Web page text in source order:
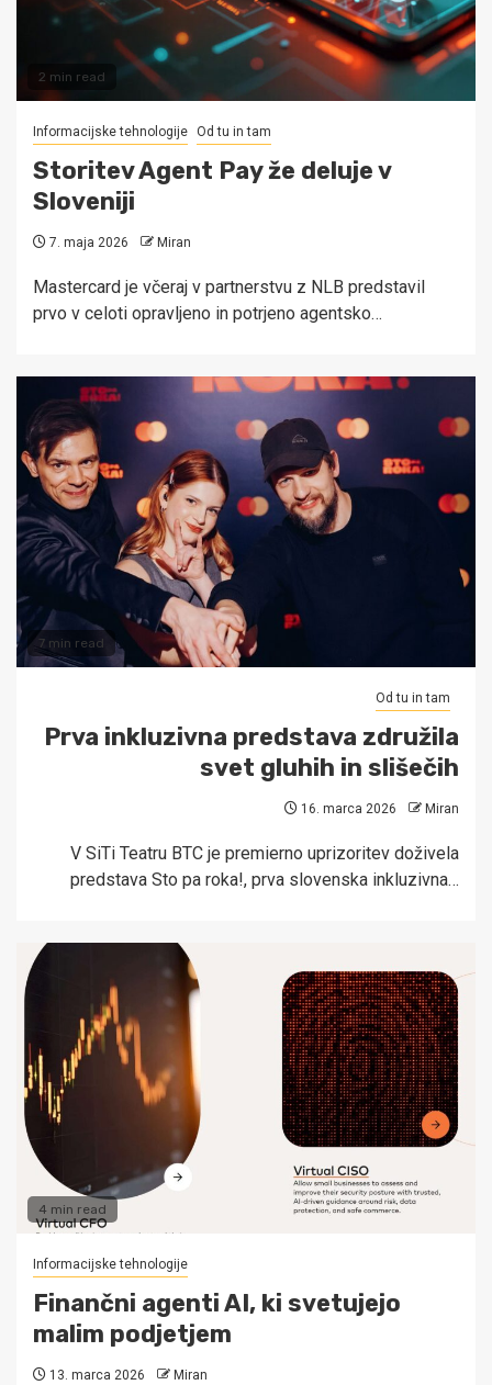
2 min read
Informacijske tehnologije Od tu in tam
Storitev Agent Pay že deluje v
Sloveniji
7. maja 2026 Miran
Mastercard je včeraj v partnerstvu z NLB predstavil
prvo v celoti opravljeno in potrjeno agentsko…
7 min read
Od tu in tam
Prva inkluzivna predstava združila
svet gluhih in slišečih
16. marca 2026 Miran
V SiTi Teatru BTC je premierno uprizoritev doživela
predstava Sto pa roka!, prva slovenska inkluzivna…
4 min read
Informacijske tehnologije
Finančni agenti AI, ki svetujejo
malim podjetjem
13. marca 2026 Miran